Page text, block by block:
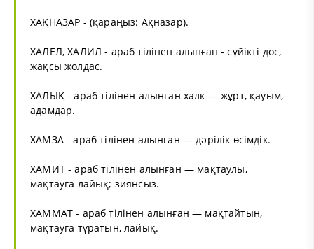
ХАҚНАЗАР - (қараңыз: Ақназар).
ХАЛЕЛ, ХАЛИЛ - араб тілінен алынған - сүйікті дос,
жақсы жолдас.
ХАЛЫҚ - араб тілінен алынған халк — жұрт, қауым,
адамдар.
ХАМЗА - араб тілінен алынған — дәрілік өсімдік.
ХАМИТ - араб тілінен алынған — мақтаулы,
мақтауға лайық; зиянсыз.
ХАММАТ - араб тілінен алынған — мақтайтын,
мақтауға тұратын, лайық.